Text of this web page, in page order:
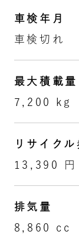
車検年月
車検切れ
最大積載量
7,200 kg
リサイクル
13,390 円
排気量
8,860 cc